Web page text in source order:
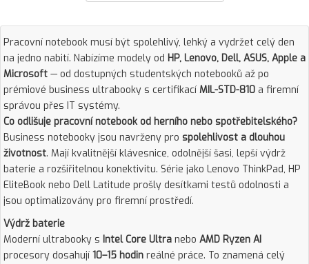
Pracovní notebook musí být spolehlivý, lehký a vydržet celý den
na jedno nabití. Nabízíme modely od HP, Lenovo, Dell, ASUS, Apple a
Microsoft — od dostupných studentských notebooků až po
prémiové business ultrabooky s certifikací MIL-STD-810 a firemní
správou přes IT systémy.
Co odlišuje pracovní notebook od herního nebo spotřebitelského?
Business notebooky jsou navrženy pro spolehlivost a dlouhou
životnost. Mají kvalitnější klávesnice, odolnější šasi, lepší výdrž
baterie a rozšiřitelnou konektivitu. Série jako Lenovo ThinkPad, HP
EliteBook nebo Dell Latitude prošly desítkami testů odolnosti a
jsou optimalizovány pro firemní prostředí.
Výdrž baterie
Moderní ultrabooky s Intel Core Ultra nebo AMD Ryzen AI
procesory dosahují 10–15 hodin reálné práce. To znamená celý